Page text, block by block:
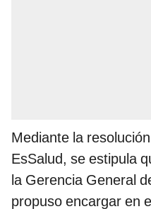
Mediante la
EsSalud, se estipula
la Gerencia General
propuso encargar en